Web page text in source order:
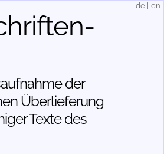
der
Über­lieferung
Texte des
de en